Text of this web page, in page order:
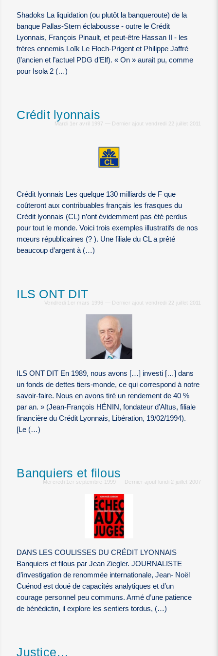
Shadoks La liquidation (ou plutôt la banqueroute) de la
banque Pallas-Stern éclabousse - outre le Crédit
Lyonnais, François Pinault, et peut-être Hassan II - les
frères ennemis Loïk Le Floch-Prigent et Philippe Jaffré
(l’ancien et l’actuel PDG d’Elf). « On » aurait pu, comme
pour Isola 2 (…)
Crédit lyonnais
Mardi 1er avril 1997 — Dernier ajout vendredi 22 juillet 2011
Crédit lyonnais Les quelque 130 milliards de F que
coûteront aux contribuables français les frasques du
Crédit lyonnais (CL) n’ont évidemment pas été perdus
pour tout le monde. Voici trois exemples illustratifs de nos
mœurs républicaines (? ). Une filiale du CL a prêté
beaucoup d’argent à (…)
ILS ONT DIT
Vendredi 1er mars 1996 — Dernier ajout vendredi 22 juillet 2011
ILS ONT DIT En 1989, nous avons […] investi […] dans
un fonds de dettes tiers-monde, ce qui correspond à notre
savoir-faire. Nous en avons tiré un rendement de 40 %
par an. » (Jean-François HÉNIN, fondateur d’Altus, filiale
financière du Crédit Lyonnais, Libération, 19/02/1994).
[Le (…)
Banquiers et filous
Mercredi 1er septembre 1999 — Dernier ajout lundi 2 juillet 2007
DANS LES COULISSES DU CRÉDIT LYONNAIS
Banquiers et filous par Jean Ziegler. JOURNALISTE
d’investigation de renommée internationale, Jean- Noël
Cuénod est doué de capacités analytiques et d’un
courage personnel peu communs. Armé d’une patience
de bénédictin, il explore les sentiers tordus, (…)
Justice…